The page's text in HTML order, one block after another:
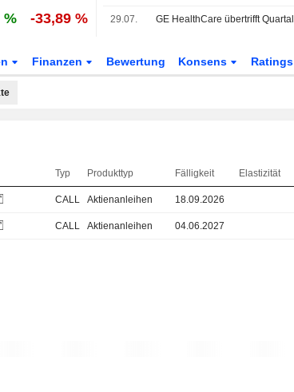
% -33,89 % 29.07.
Finanzen Bewertung Konsens Ratings
Typ Produkttyp Fälligkeit Elastizität
CALL Aktienanleihen 18.09.2026
CALL Aktienanleihen 04.06.2027